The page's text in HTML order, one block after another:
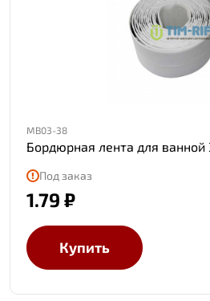
MB03-38
Бордюрная лента для
Под заказ
1.79 ₽
Купить